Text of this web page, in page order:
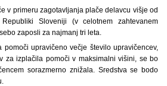
v primeru zagotavljanja plače delavcu višje od
Sloveniji (v celotnem zahtevanem
zaposli za najmanj tri leta.
upravičeno večje število upravičencev,
za izplačila pomoči v maksimalni višini, se bo
sorazmerno znižala. Sredstva se bodo